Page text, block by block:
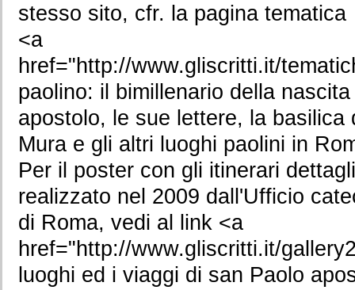
stesso sito, cfr. la pagina tematica
<a
href="http://www.gliscritti.it/
paolino: il bimillenario della
apostolo, le sue lettere, la basilica
Mura e gli altri luoghi paolini in
Per il poster con gli itinerari
realizzato nel 2009 dall'Ufficio
di Roma, vedi al link <a
href="http://www.gliscritti.it/
luoghi ed i viaggi di san Paolo